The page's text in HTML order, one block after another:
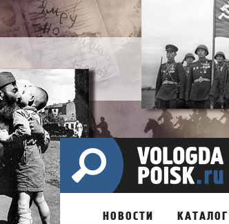
НОВОСТИ КАТАЛОГ